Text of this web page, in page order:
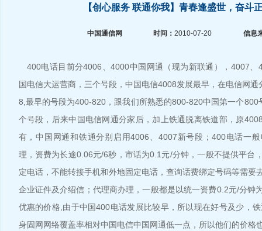
【创心服务 联通你我】青春逢盛世，奋斗
中国通信网 时间： 2010-07-20 信息
400电话目前分4006、4000中国网通（现为新联通），4007、
国电信大运营商，三个号段，中国电信4008发展最早，在电信网
8,最早的号段为400-820，跟我们所熟悉的800-820中国第一个800
个号段，后来中国电信网通分家后，加上铁通脱离铁道部，原
有，中国网通和铁通分别启用4006、4007新号段；400电话一
理，资费为长途0.06元/6秒，市话为0.1元/分钟，一般不提供平台
定电话，不能转接手机和外地固定电话，查询话费绑定号码等需要
企业证件及介绍信；代理商办理，一般都是以统一资费0.2元/分钟
优惠的价格,由于中国400电话发展比较早，所以现在好号及少，
身固网网络覆盖率相对中国电信中国网通低一点，所以他们的价格